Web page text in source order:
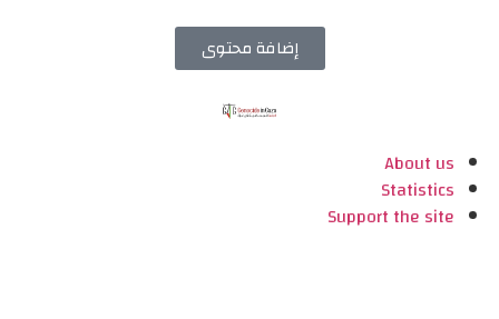
إضافة محتوى
About us
Statistics
Support the site